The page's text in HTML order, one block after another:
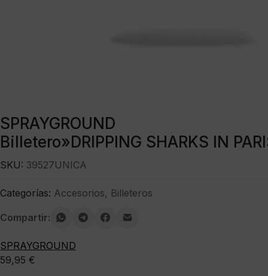
SPRAYGROUND
Billetero»DRIPPING SHARKS IN
59,95 €
SKU: 39527UNICA
Categorías: Accesorios, Billeteros
Compartir:
SPRAYGROUND